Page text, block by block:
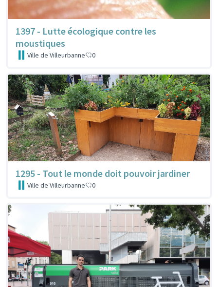
1397 - Lutte écologique contre les
moustiques
Ville de Villeurbanne 0
1295 - Tout le monde doit pouvoir jardiner
Ville de Villeurbanne 0